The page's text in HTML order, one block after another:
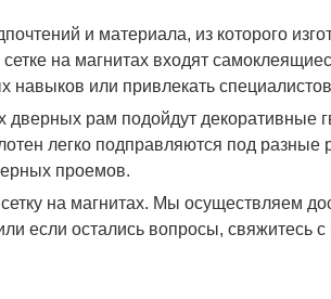
и материала, из которого
на магнитах входят
навыков или привлекать
рам подойдут декоративные
легко подправляются под разные
проемов.
на магнитах. Мы осуществляем
если остались вопросы, свяжитесь